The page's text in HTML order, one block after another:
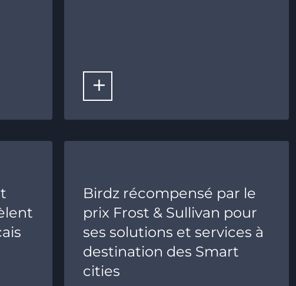
LIRE LA SUITE
Birdz récompensé par le
prix Frost & Sullivan pour
ses solutions et services à
destination des Smart
cities